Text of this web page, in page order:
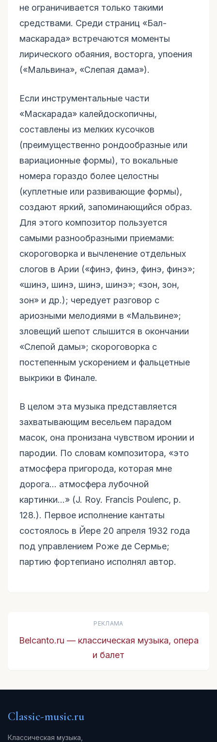
не ограничивается только такими
средствами. Среди страниц «Бал-
маскарада» встречаются моменты
лирического обаяния, восторга, упоения
(«Мальвина», «Слепая дама»).
Если инструментальные части
«Маскарада» калейдоскопичны,
составлены из мелких кусочков
(преимущественно рондообразные или
вариационные формы), то вокальные
номера гораздо более целостны
(куплетные или развивающие формы),
создают яркий, запоминающийся образ.
Для этого композитор пользуется
самыми разнообразными приемами:
скороговорка и вычленение отдельных
слогов в Арии («финэ, финэ, финэ, финэ»;
«шинэ, шинэ, шинэ, шинэ»; «зон, зон,
зон» и др.); чередует разговор с
ариозными мелодиями в «Мальвине»;
зловещий шепот слышится в окончании
«Слепой дамы»; скороговорка с
постепенным ускорением и фальцетные
выкрики в Финале.
В целом эта музыка представляется
захватывающим весельем парадом
масок, она пронизана чувством иронии и
пародии. По словам композитора, «это
атмосфера пригорода, которая мне
дорога... атмосфера лубочной
картинки...» (J. Roy. Francis Poulenc, p.
128.). Первое исполнение кантаты
состоялось в Йере 20 апреля 1932 года
под управлением Роже де Сермье;
партию фортепиано исполнял автор.
РЕКЛАМА
Belcanto.ru — классическая музыка, опера
и балет
Classic-music.ru
Классическая музыка,